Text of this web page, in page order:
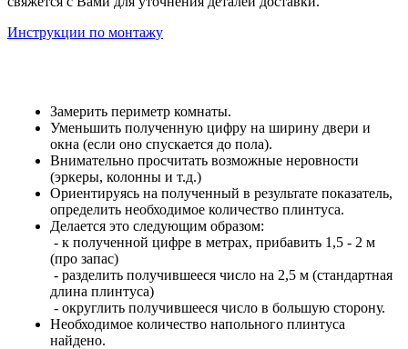
Инструкции по монтажу
Замерить периметр комнаты.
Уменьшить полученную цифру на ширину двери и
окна (если оно спускается до пола).
Внимательно просчитать возможные неровности
(эркеры, колонны и т.д.)
Ориентируясь на полученный в результате показатель,
определить необходимое количество плинтуса.
Делается это следующим образом:
- к полученной цифре в метрах, прибавить 1,5 - 2 м
(про запас)
- разделить получившееся число на 2,5 м (стандартная
длина плинтуса)
- округлить получившееся число в большую сторону.
Необходимое количество напольного плинтуса
найдено.